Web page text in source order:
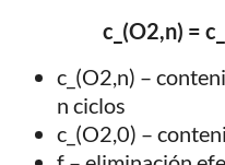
c_(O2,n) =
c_(O2,n) –
n ciclos
c_(O2,0) –